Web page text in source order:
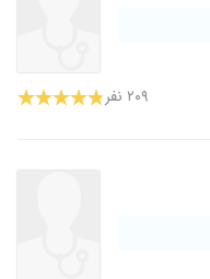
۲۰۹ نفر